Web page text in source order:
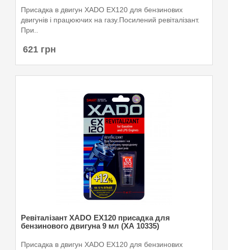
Присадка в двигун XADO EX120 для бензинових
двигунів і працюючих на газу.Посилений ревіталізант.
При..
621 грн
Ревіталізант XADO EX120 присадка для
бензинового двигуна 9 мл (ХА 10335)
Присадка в двигун XADO EX120 для бензинових